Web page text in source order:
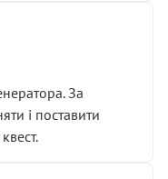
сервіс працює не
За
і поставити